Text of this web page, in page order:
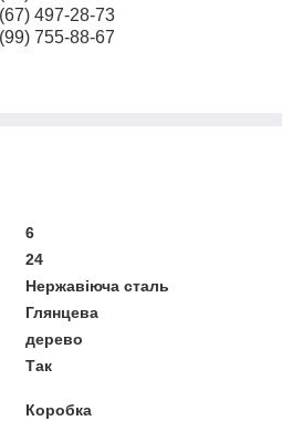
497-28-73
755-88-67
6
24
Нержавіюча сталь
Глянцева
дерево
Так
Коробка